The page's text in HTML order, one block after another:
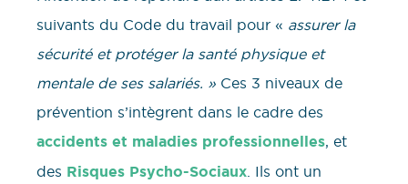
suivants du Code du travail pour « assurer la
sécurité et protéger la santé physique et
mentale de ses salariés. » Ces 3 niveaux de
prévention s’intègrent dans le cadre des
accidents et maladies professionnelles, et
des Risques Psycho-Sociaux . Ils ont un